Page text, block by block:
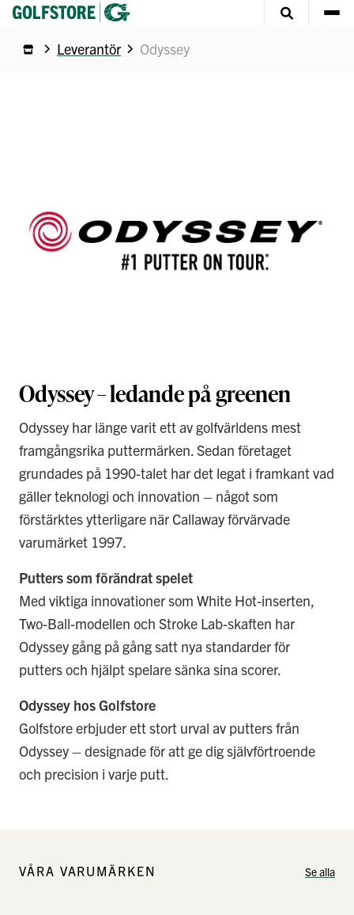
Leverantör Odyssey
Odyssey – ledande på greenen
Odyssey har länge varit ett av golfvärldens mest
framgångsrika puttermärken. Sedan företaget
grundades på 1990-talet har det legat i framkant vad
gäller teknologi och innovation – något som
förstärktes ytterligare när Callaway förvärvade
varumärket 1997.
Putters som förändrat spelet
Med viktiga innovationer som White Hot-inserten,
Two-Ball-modellen och Stroke Lab-skaften har
Odyssey gång på gång satt nya standarder för
putters och hjälpt spelare sänka sina scorer.
Odyssey hos Golfstore
Golfstore erbjuder ett stort urval av putters från
Odyssey – designade för att ge dig självförtroende
och precision i varje putt.
VÅRA VARUMÄRKEN Se alla